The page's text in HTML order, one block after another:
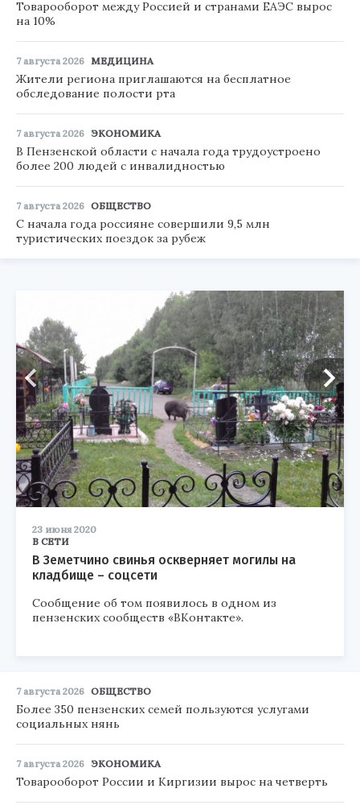
Товарооборот между Россией и странами ЕАЭС вырос
на 10%
7 августа 2026 МЕДИЦИНА
Жители региона приглашаются на бесплатное
обследование полости рта
7 августа 2026 ЭКОНОМИКА
В Пензенской области с начала года трудоустроено
более 200 людей с инвалидностью
7 августа 2026 ОБЩЕСТВО
С начала года россияне совершили 9,5 млн
туристических поездок за рубеж
23 июня 2020
В СЕТИ
В Земетчино свинья оскверняет могилы на
кладбище – соцсети
Сообщение об том появилось в одном из
пензенских сообществ «ВКонтакте».
7 августа 2026 ОБЩЕСТВО
Более 350 пензенских семей пользуются услугами
социальных нянь
7 августа 2026 ЭКОНОМИКА
Товарооборот России и Киргизии вырос на четверть